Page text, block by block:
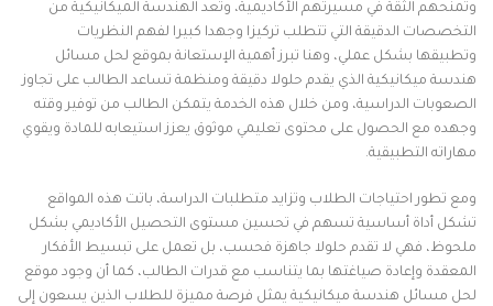
وتمنحهم الثقة في مسيرتهم الأكاديمية، وتعد الهندسة الميكانيكية من
التخصصات الدقيقة التي تتطلب تركيزا وجهدا كبيرا لفهم النظريات
وتطبيقها بشكل عملي، وهنا تبرز أهمية الإستعانة بموقع لحل مسائل
هندسة ميكانيكية الذي يقدم حلولا دقيقة ومنظمة تساعد الطالب على تجاوز
الصعوبات الدراسية، ومن خلال هذه الخدمة يتمكن الطالب من توفير وقته
وجهده مع الحصول على محتوى تعليمي موثوق يعزز استيعابه للمادة ويقوي
مهاراته التطبيقية.
ومع تطور احتياجات الطلاب وتزايد متطلبات الدراسة، باتت هذه المواقع
تشكل أداة أساسية تسهم في تحسين مستوى التحصيل الأكاديمي بشكل
ملحوظ، فهي لا تقدم حلولا جاهزة فحسب، بل تعمل على تبسيط الأفكار
المعقدة وإعادة صياغتها بما يتناسب مع قدرات الطالب، كما أن وجود موقع
لحل مسائل هندسة ميكانيكية يمثل فرصة مميزة للطلاب الذين يسعون إلى